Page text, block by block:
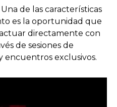
Una de las características
es la oportunidad que
directamente con
de sesiones de
encuentros exclusivos.